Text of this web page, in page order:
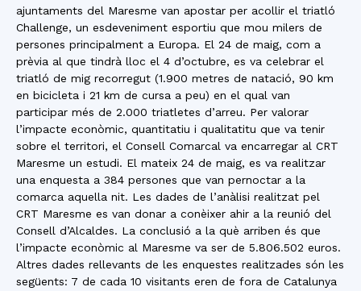
ajuntaments del Maresme van apostar per acollir el triatló
Challenge, un esdeveniment esportiu que mou milers de
persones principalment a Europa. El 24 de maig, com a
prèvia al que tindrà lloc el 4 d’octubre, es va celebrar el
triatló de mig recorregut (1.900 metres de natació, 90 km
en bicicleta i 21 km de cursa a peu) en el qual van
participar més de 2.000 triatletes d’arreu. Per valorar
l’impacte econòmic, quantitatiu i qualitatitu que va tenir
sobre el territori, el Consell Comarcal va encarregar al CRT
Maresme un estudi. El mateix 24 de maig, es va realitzar
una enquesta a 384 persones que van pernoctar a la
comarca aquella nit. Les dades de l’anàlisi realitzat pel
CRT Maresme es van donar a conèixer ahir a la reunió del
Consell d’Alcaldes. La conclusió a la què arriben és que
l’impacte econòmic al Maresme va ser de 5.806.502 euros.
Altres dades rellevants de les enquestes realitzades són les
següents: 7 de cada 10 visitants eren de fora de Catalunya